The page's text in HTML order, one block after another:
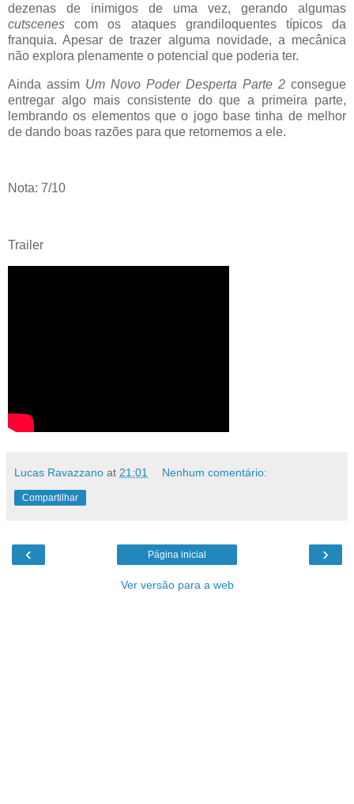
dezenas de inimigos de uma vez, gerando algumas
cutscenescom os ataques grandiloquentes típicos da
franquia. Apesar de trazer alguma novidade, a mecânica
não explora plenamente o potencial que poderia ter.
Ainda assim Um Novo Poder Desperta Parte 2 consegue
entregar algo mais consistente do que a primeira parte,
lembrando os elementos que o jogo base tinha de melhor
de dando boas razões para que retornemos a ele.
Nota: 7/10
Trailer
Lucas Ravazzano at 21:01 Nenhum comentário:
Compartilhar
‹ ›
Página inicial
Ver versão para a web